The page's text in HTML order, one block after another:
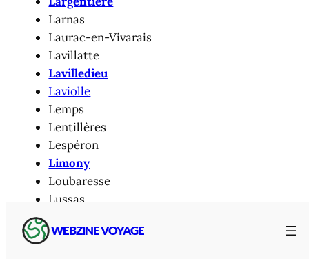
WEBZINE VOYAGE
Larnas
Laurac-en-Vivarais
Lavillatte
Lavilledieu
Laviolle
Lemps
Lentillères
Lespéron
Limony
Loubaresse
Lussas
Malarce-sur-la-Thines